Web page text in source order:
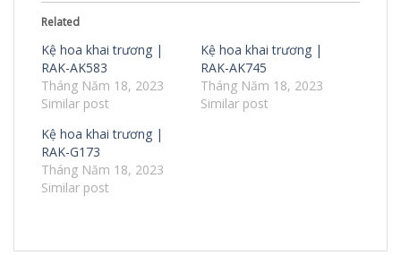
Related
Kệ hoa khai trương |
RAK-AK583
Tháng Năm 18, 2023
Similar post
Kệ hoa khai trương |
RAK-AK745
Tháng Năm 18, 2023
Similar post
Kệ hoa khai trương |
RAK-G173
Tháng Năm 18, 2023
Similar post